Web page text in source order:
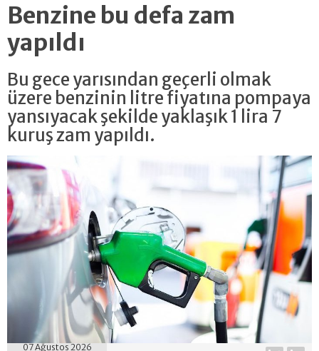
Benzine bu defa zam
yapıldı
Bu gece yarısından geçerli olmak
üzere benzinin litre fiyatına pompaya
yansıyacak şekilde yaklaşık 1 lira 7
kuruş zam yapıldı.
07 Ağustos 2026